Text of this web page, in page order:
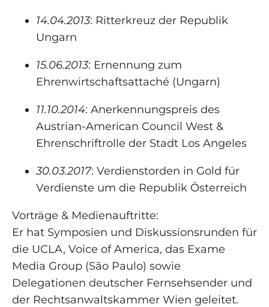
14.04.2013: Ritterkreuz der Republik
Ungarn
15.06.2013: Ernennung zum
Ehrenwirtschaftsattaché (Ungarn)
11.10.2014: Anerkennungspreis des
Austrian-American Council West &
Ehrenschriftrolle der Stadt Los Angeles
30.03.2017: Verdienstorden in Gold für
Verdienste um die Republik Österreich
Vorträge & Medienauftritte:
Er hat Symposien und Diskussionsrunden für
die UCLA, Voice of America, das Exame
Media Group (São Paulo) sowie
Delegationen deutscher Fernsehsender und
der Rechtsanwaltskammer Wien geleitet.